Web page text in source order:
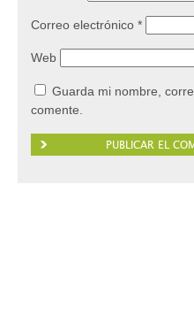
Correo electrónico *
Web
Guarda mi nombre,
comente.